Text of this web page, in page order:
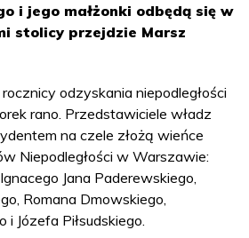
i jego małżonki odbędą się w
stolicy przejdzie Marsz
odzyskania niepodległości
rano. Przedstawiciele władz
na czele złożą wieńce
Niepodległości w Warszawie:
Jana Paderewskiego,
Romana Dmowskiego,
Józefa Piłsudskiego.